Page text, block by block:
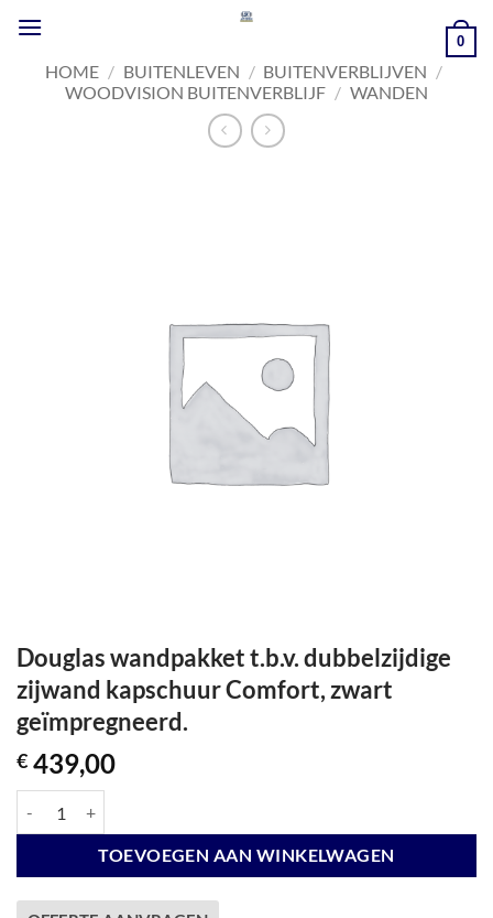
naar
inhoud
0
HOME / BUITENLEVEN / BUITENVERBLIJVEN /
WOODVISION BUITENVERBLIJF / WANDEN
Douglas wandpakket t.b.v. dubbelzijdige
zijwand kapschuur Comfort, zwart
geïmpregneerd.
€ 439,00
TOEVOEGEN AAN WINKELWAGEN